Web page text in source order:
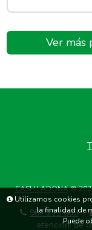
Ver más
CASH LADONA©
967 221 669 |
atención: de
Utilizamos cookies
la finalidad de
Puede